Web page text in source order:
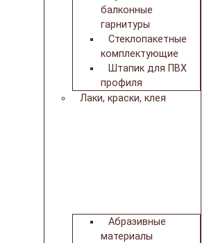
балконные
гарнитуры
Стеклопакетные
комплектующие
Штапик для ПВХ
профиля
Лаки, краски, клея
Абразивные
материалы